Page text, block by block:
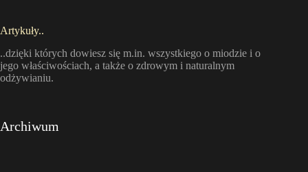
Artykuły..
..dzięki których dowiesz się m.in. wszystkiego o miodzie i o
jego właściwościach, a także o zdrowym i naturalnym
odżywianiu.
Archiwum